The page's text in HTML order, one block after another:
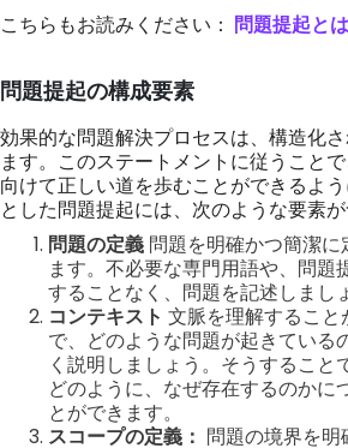
こちらもお読みください： 問題提起と
問題提起の構成要素
効果的な問題解決プロセスは、構造化
ます。このステートメントに従うこと
向けて正しい道を歩むことができるよ
とした問題提起には、次のような要素が
問題の定義 問題を明確かつ簡潔
ます。不必要な専門用語や、問題
することなく、問題を記述しまし
コンテキスト 文脈を理解すること
で、どのような問題が起きている
く説明しましょう。そうすること
どのように、なぜ存在するのかに
とができます。
スコープの定義： 問題の境界を